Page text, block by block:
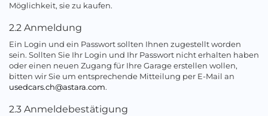
Möglichkeit, sie zu kaufen.
2.2 Anmeldung
Ein Login und ein Passwort sollten Ihnen zugestellt worden
sein. Sollten Sie Ihr Login und Ihr Passwort nicht erhalten haben
oder einen neuen Zugang für Ihre Garage erstellen wollen,
bitten wir Sie um entsprechende Mitteilung per E-Mail an
usedcars.ch@astara.com.
2.3 Anmeldebestätigung